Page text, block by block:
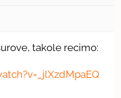
takole recimo: